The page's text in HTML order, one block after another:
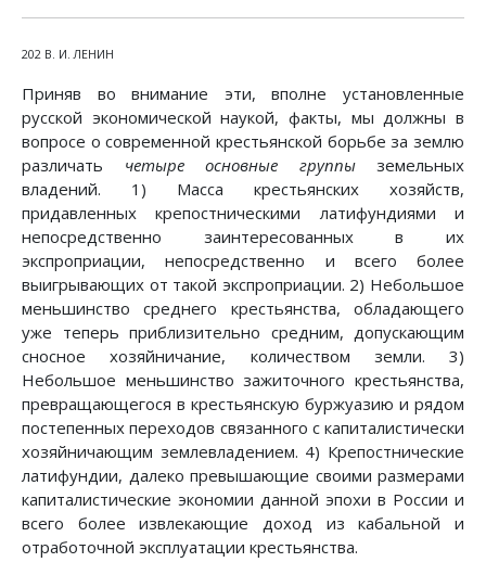
202 В. И. ЛЕНИН
Приняв во внимание эти, вполне установленные
русской экономической наукой, факты, мы должны в
вопросе о современной крестьянской борьбе за землю
различать четыре основные группыземельных
владений. 1) Масса крестьянских хозяйств,
придавленных крепостническими латифундиями и
непосредственно заинтересованных в их
экспроприации, непосредственно и всего более
выигрывающих от такой экспроприации. 2) Небольшое
меньшинство среднего крестьянства, обладающего
уже теперь приблизительно средним, допускающим
сносное хозяйничание, количеством земли. 3)
Небольшое меньшинство зажиточного крестьянства,
превращающегося в крестьянскую буржуазию и рядом
постепенных переходов связанного с капиталистически
хозяйничающим землевладением. 4) Крепостнические
латифундии, далеко превышающие своими размерами
капиталистические экономии данной эпохи в России и
всего более извлекающие доход из кабальной и
отработочной эксплуатации крестьянства.